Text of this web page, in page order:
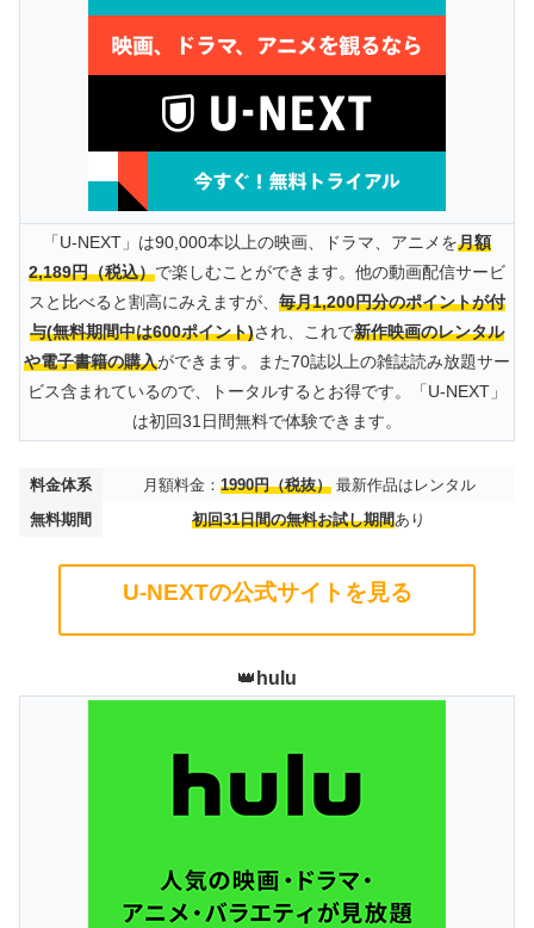
「U-NEXT」は90,000本以上の映画、ドラマ、アニメを月額
2,189円（税込）で楽しむことができます。他の動画配信サービ
スと比べると割高にみえますが、 毎月1,200円分のポイントが付
与(無料期間中は600ポイント)され、これで新作映画のレンタル
や電子書籍の購入ができます。また70誌以上の雑誌読み放題サー
ビス含まれているので、トータルするとお得です。「U-NEXT」
は初回31日間無料で体験できます。
料金体系 月額料金： 1990円（税抜）最新作品はレンタル
無料期間
初回31日間の無料お試し期間あり
U-NEXTの公式サイトを見る
👑 hulu